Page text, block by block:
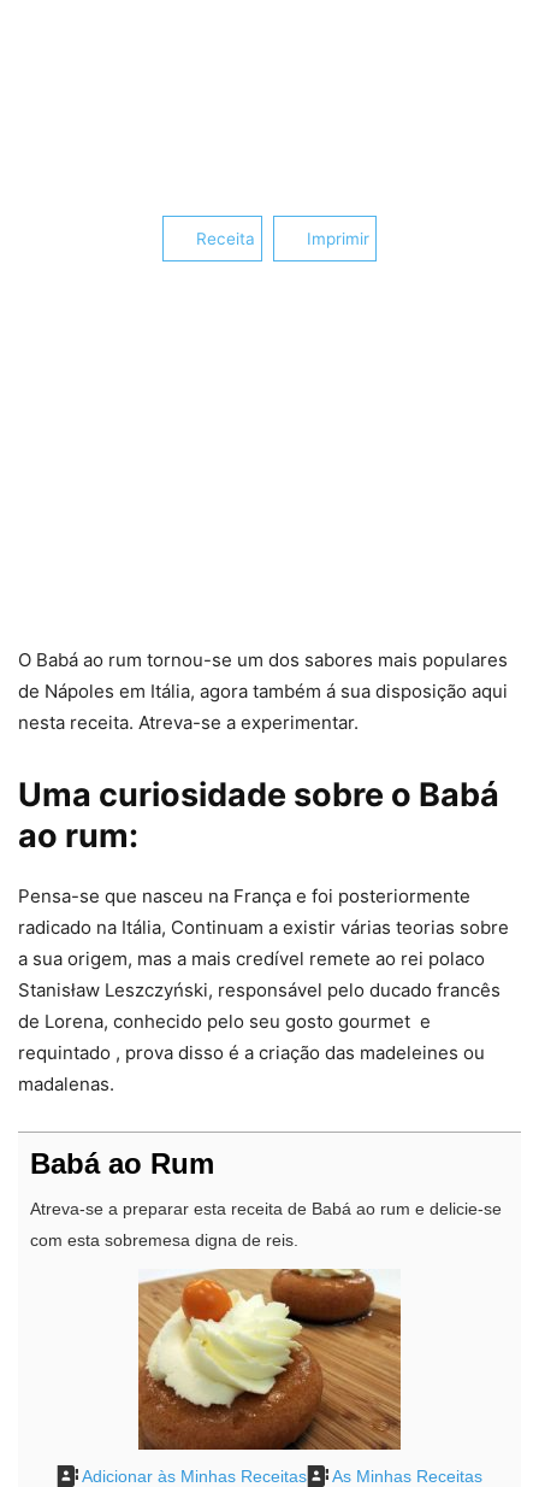
Receita Imprimir
O Babá ao rum tornou-se um dos sabores mais populares
de Nápoles em Itália, agora também á sua disposição aqui
nesta receita. Atreva-se a experimentar.
Uma curiosidade sobre o Babá
ao rum:
Pensa-se que nasceu na França e foi posteriormente
radicado na Itália, Continuam a existir várias teorias sobre
a sua origem, mas a mais credível remete ao rei polaco
Stanisław Leszczyński, responsável pelo ducado francês
de Lorena, conhecido pelo seu gosto gourmet e
requintado , prova disso é a criação das madeleines ou
madalenas.
Babá ao Rum
Atreva-se a preparar esta receita de Babá ao rum e delicie-se
com esta sobremesa digna de reis.
Adicionar às Minhas Receitas As Minhas Receitas